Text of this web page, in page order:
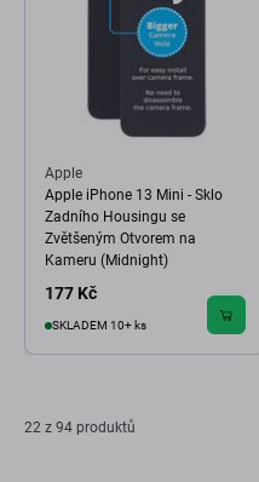
Apple
Apple iPhone 13 Mini - Sklo
Zadního Housingu se
Zvětšeným Otvorem na
Kameru (Midnight)
177 Kč
SKLADEM 10+ ks
22 z 94 produktů